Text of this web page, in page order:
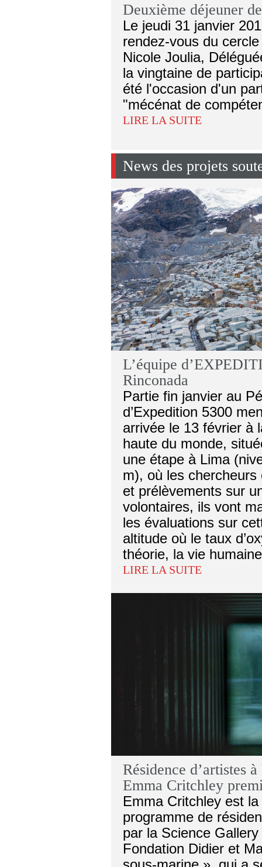
Deuxième déjeuner
Le jeudi 31 janvier
rendez-vous du
Nicole Joulia,
la vingtaine de
été l'occasion d'un
"mécénat de
LIRE LA SUITE
News des projets
L’équipe
Rinconada
Partie fin janvier au
d’Expedition 5300
arrivée le 13 février à
haute du monde,
une étape à Lima
m), où les
et prélèvements sur
volontaires, ils vont
les évaluations sur
altitude où le taux
théorie, la vie
LIRE LA SUITE
Résidence d’artistes
Emma Critchley
Emma Critchley est
programme de
par la Science
Fondation Didier et